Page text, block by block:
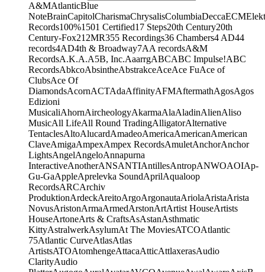
A&MAtlanticBlue
NoteBrainCapitolCharismaChrysalisColumbiaDeccaECM
Records100%1501 Certified17 Steps20th Century20th
Century-Fox21 2MR355 Recordings36 Chambers4 AD44
records4AD4th & Broadway7AA recordsA&M
RecordsA.K.A.A5B, Inc.AaarrgABCABC Impulse!ABC
RecordsAbkcoAbsintheAbstrakceAceAce FuAce of
ClubsAce Of
DiamondsAcornACTAdaAffinityAFMAftermathAgosAgos
Edizioni
MusicaliAhornAircheologyAkarmaAlaAladinAlienAliso
MusicAll LifeAll Round TradingAlligatorAlternative
TentaclesAltoAlucardAmadeoAmericaAmericanAmerican
ClaveAmigaAmpexAmpex RecordsAmuletAnchorAnchor
LightsAngelAngeloAnnapurna
InteractiveAnotherANSANTIAntillesAntropANWOAOIAp-
Gu-GaAppleAprelevka SoundAprilAqualoop
RecordsARCArchiv
ProduktionArdeckAreitoArgoArgonautaAriolaAristaArista
NovusAristonArmaArmedArstonArtArtist HouseArtists
HouseArtoneArts & CraftsAsAstanAsthmatic
KittyAstralwerkAsylumAt The MoviesATCOAtlantic
75Atlantic CurveAtlasAtlas
ArtistsATOAtomhengeAttacaAtticAttlaxerasAudio
ClarityAudio